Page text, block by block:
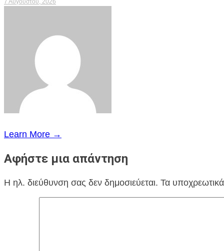
7 Αυγούστου, 2026
Learn More →
Αφήστε μια απάντηση
Η ηλ. διεύθυνση σας δεν δημοσιεύεται. Τα